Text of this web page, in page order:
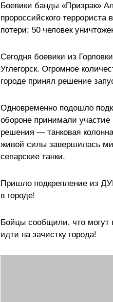
Боевики банды «Призрак»
пророссийского
потери: 50 человек
Сегодня боевики из
Углегорск. Огромное
городе принял решение
Одновременно подошло
обороне принимали
решения — танковая
живой силы завершилась
сепарские танки.
Пришло подкрепление из
в городе!
Бойцы сообщили, что могут
идти на зачистку города!